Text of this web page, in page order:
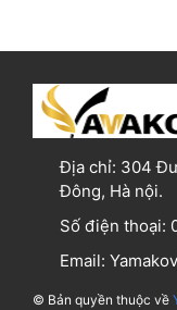
Địa chỉ: 304
Đông, Hà nội.
Số điện thoại:
Email:
© Bản quyền thuộc về